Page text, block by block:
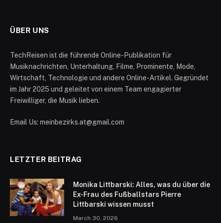
ÜBER UNS
TechReisen ist die führende Online-Publikation für
Musiknachrichten, Unterhaltung, Filme, Prominente, Mode,
Wirtschaft, Technologie und andere Online-Artikel. Gegründet
im Jahr 2025 und geleitet von einem Team engagierter
Freiwilliger, die Musik lieben.
Email Us: meinbezirks.at@gmail.com
LETZTER BEITRAG
Monika Littbarski: Alles, was du über die
Ex-Frau des Fußballstars Pierre
Littbarski wissen musst
March 30, 2026